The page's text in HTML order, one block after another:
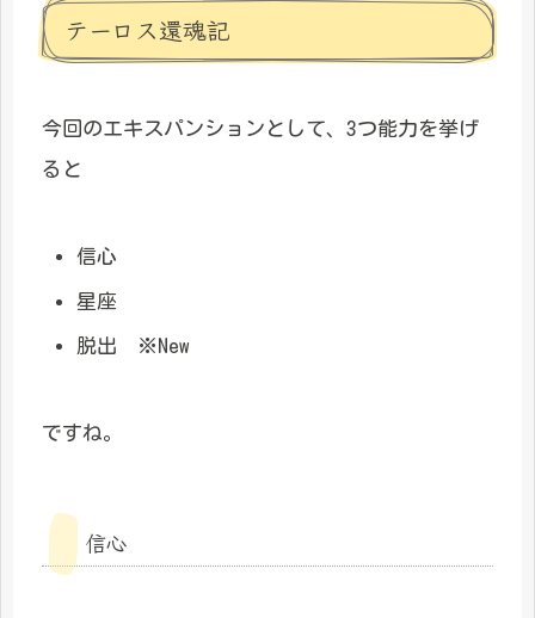
テーロス還魂記
今回のエキスパンションとして、3つ能力を挙げ
ると
信心
星座
脱出 ※New
ですね。
信心